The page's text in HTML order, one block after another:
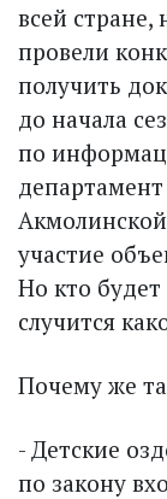
всей стране,
провели
получить
до начала
по
участие
Но кто будет
случится
Почему же
- Детские
по закону